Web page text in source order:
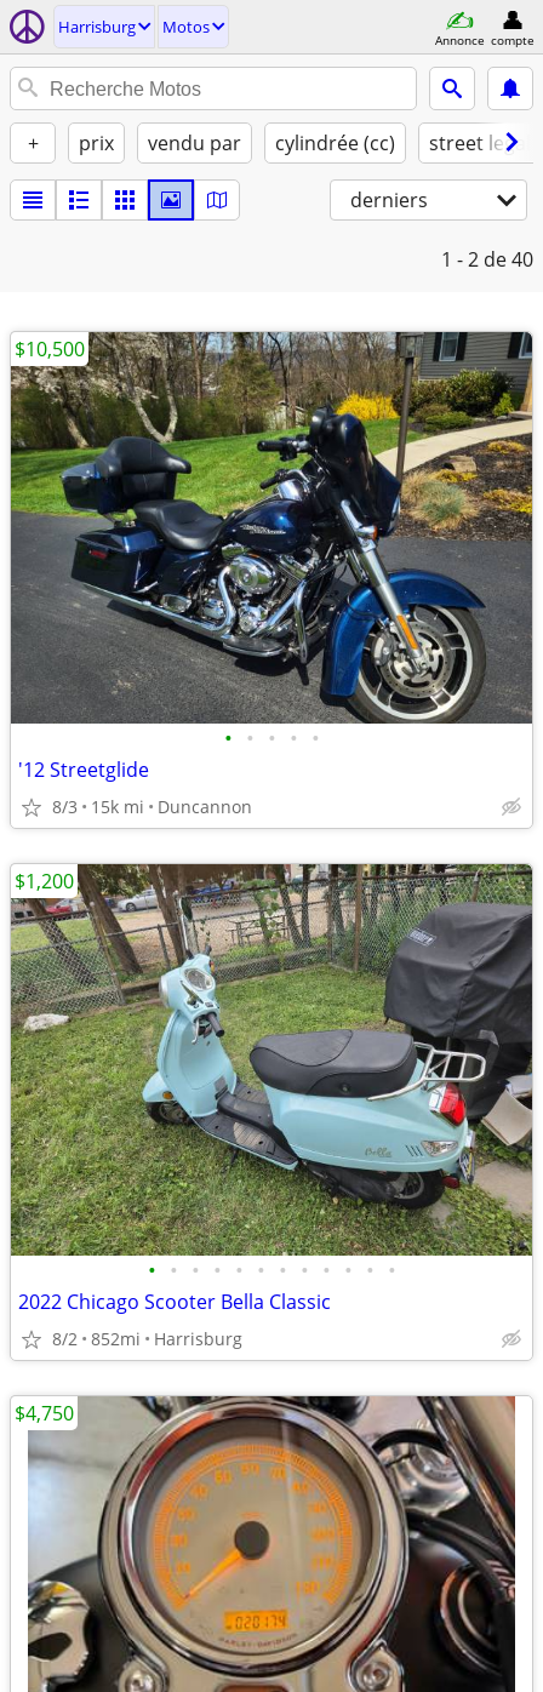
Harrisburg Motos
Annonce compte
+ prix vendu par cylindrée (cc) street legal
derniers
1 - 2 de 40
• • • • •
'12 Streetglide
8/3 15k mi Duncannon
$10,500
• • • • • • • • • • • •
2022 Chicago Scooter Bella Classic
8/2 852mi Harrisburg
$1,200
$4,750